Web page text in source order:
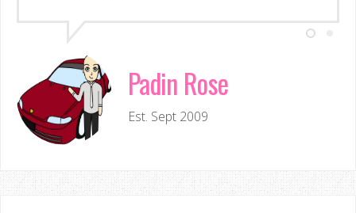
Padin Rose
Est. Sept 2009